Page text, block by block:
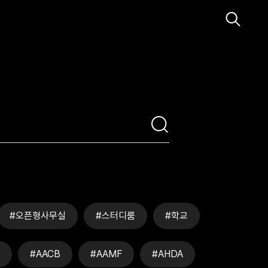
#오픈형사무실 #스터디룸 #학교
#AACB #AAMF #AHDA